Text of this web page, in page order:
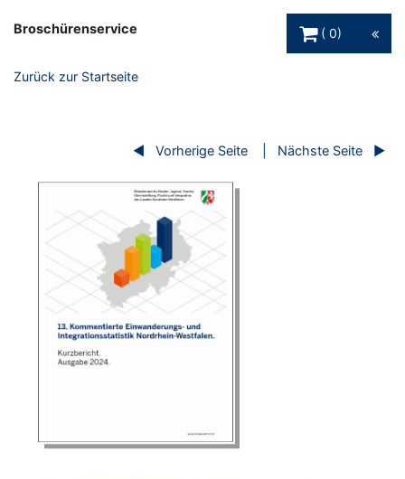
Broschürenservice
0
Zurück zur Startseite
Vorherige Seite Nächste Seite